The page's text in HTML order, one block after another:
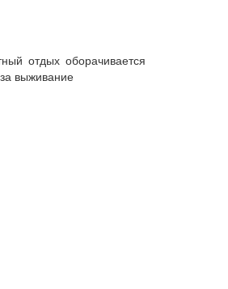
отдых оборачивается
выживание